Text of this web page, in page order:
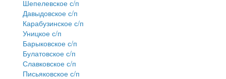
Шепелевское с/п
Давыдовское с/п
Карабузинское с/п
Уницкое с/п
Барыковское с/п
Булатовское с/п
Славковское с/п
Письяковское с/п